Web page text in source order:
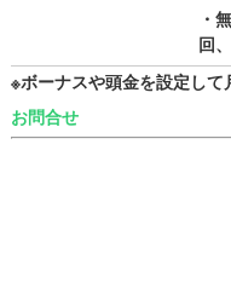
・
回
※ボーナスや頭金を設定し
お問合せ